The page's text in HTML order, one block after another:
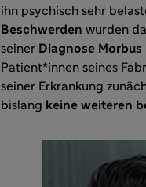
ihn psychisch sehr
Beschwerden wurden
seiner Diagnose
Patient*innen seines
seiner Erkrankung
bislang keine weiteren